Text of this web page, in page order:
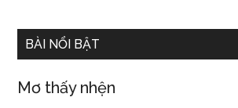
ông
BÀI NỔI BẬT
Mơ thấy nhện